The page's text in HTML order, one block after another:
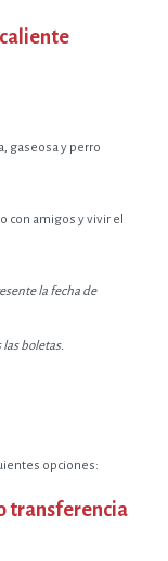
gaseosa y perro
con amigos y vivir el
la fecha de
boletas.
opciones:
transferencia